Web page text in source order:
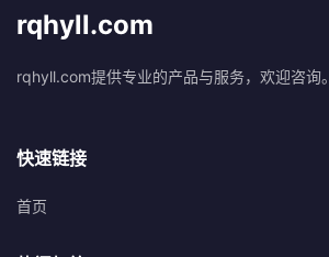
rqhyll.com
rqhyll.com提供专业的产品与服务，欢迎咨询。
快速链接
首页